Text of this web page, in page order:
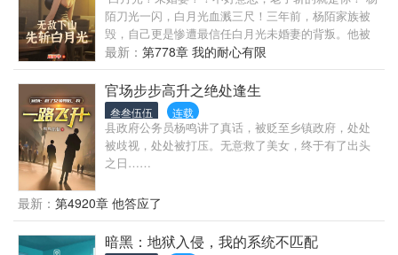
陌刀光一闪，白月光血溅三尺！三年前，杨陌家族被
毁，自己更是惨遭最信任白月光未婚妻的背叛。他被
抽筋剔骨，扔下万丈深渊。三年后，他身怀九位神秘
师傅的通天本领，下山了！白月光？未婚妻？贱人！
老子，斩！斩！斩！昔日的仇人？老子，杀！杀！
杀！曾经的恩人？老子，报！报！报！他是死神，是
绝世高手，更是……九位倾国倾城师姐的小师弟！
最新： 第778章 我的耐心有限
官场步步高升之绝处逢生
叁叁伍伍 连载
县政府公务员杨鸣讲了真话，被贬至乡镇政府，处处
被歧视，处处被打压。无意救了美女，终于有了出头
之日……
最新： 第4920章 他答应了
暗黑：地狱入侵，我的系统不匹配